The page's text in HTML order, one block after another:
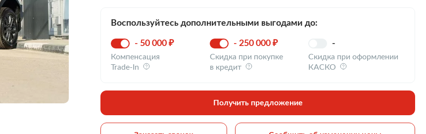
Воспользуйтесь дополнительными выгодами до:
- 50 000 ₽
Компенсация
Trade-In
- 250 000 ₽
Скидка при покупке
в кредит
-
Скидка при оформлении
КАСКО
Получить предложение